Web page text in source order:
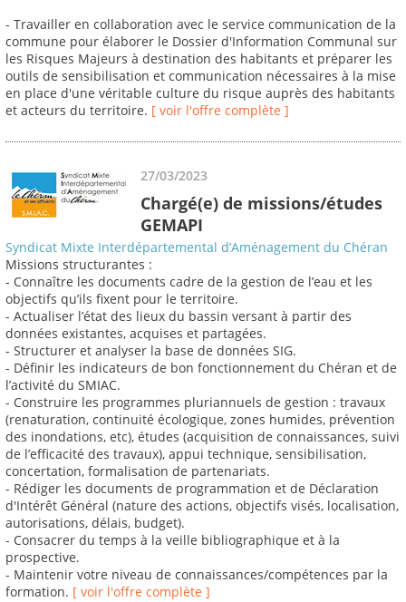
- Travailler en collaboration avec le service communication de la
commune pour élaborer le Dossier d'Information Communal sur
les Risques Majeurs à destination des habitants et préparer les
outils de sensibilisation et communication nécessaires à la mise
en place d'une véritable culture du risque auprès des habitants
et acteurs du territoire. [ voir l'offre complète ]
27/03/2023
Chargé(e) de missions/études
GEMAPI
Syndicat Mixte Interdépartemental d’Aménagement du Chéran
Missions structurantes :
- Connaître les documents cadre de la gestion de l’eau et les
objectifs qu’ils fixent pour le territoire.
- Actualiser l’état des lieux du bassin versant à partir des
données existantes, acquises et partagées.
- Structurer et analyser la base de données SIG.
- Définir les indicateurs de bon fonctionnement du Chéran et de
l’activité du SMIAC.
- Construire les programmes pluriannuels de gestion : travaux
(renaturation, continuité écologique, zones humides, prévention
des inondations, etc), études (acquisition de connaissances, suivi
de l’efficacité des travaux), appui technique, sensibilisation,
concertation, formalisation de partenariats.
- Rédiger les documents de programmation et de Déclaration
d'Intérêt Général (nature des actions, objectifs visés, localisation,
autorisations, délais, budget).
- Consacrer du temps à la veille bibliographique et à la
prospective.
- Maintenir votre niveau de connaissances/compétences par la
formation. [ voir l'offre complète ]